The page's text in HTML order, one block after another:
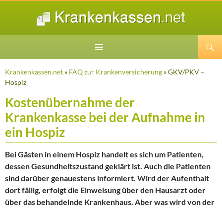
SPRINGEN
Krankenkassen.net » FAQ zur Krankenversicherung » GKV/PKV –
Hospiz
Kostenübernahme der
Krankenkasse bei der Aufnahme in
ein Hospiz
Bei Gästen in einem Hospiz handelt es sich um Patienten,
dessen Gesundheitszustand geklärt ist. Auch die Patienten
sind darüber genauestens informiert. Wird der Aufenthalt
dort fällig, erfolgt die Einweisung über den Hausarzt oder
über das behandelnde Krankenhaus. Aber was wird von der